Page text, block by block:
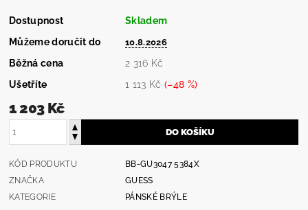
Dostupnost
Skladem
Můžeme doručit do
10.8.2026
Běžná cena
2 316 Kč
Ušetříte
1 113 Kč (–48 %)
1 203 Kč
KÓD PRODUKTU
BB-GU3047 5384X
ZNAČKA
GUESS
KATEGORIE
PÁNSKÉ BRÝLE